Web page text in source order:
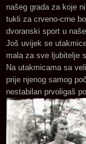
našeg grada za koje
tukli za crveno-crne
dvoranski sport u
Još uvijek se
mala za sve ljubitelje
Na utakmicama sa
prije njenog samog
nestabilan prvoligaš